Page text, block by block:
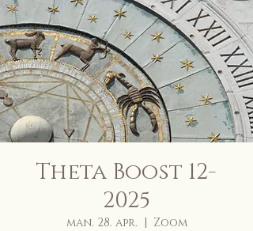
Theta Boost 12-
2025
man. 28. apr.
  |
Zoom